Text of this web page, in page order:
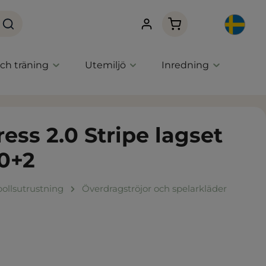
Varukorgen
träning Utemiljö Inredning
2.0 Stripe lagset
Överdragströjor och spelarkläder